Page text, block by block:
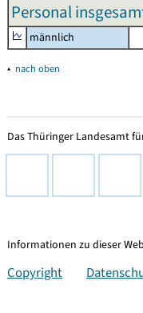
Personal
männlich
▴ nach oben
Das Thüringer Landesamt
Informationen zu dieser
Copyright